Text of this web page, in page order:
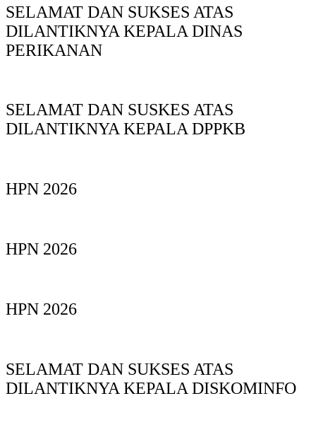
SELAMAT DAN SUKSES ATAS
DILANTIKNYA KEPALA DINAS
PERIKANAN
SELAMAT DAN SUSKES ATAS
DILANTIKNYA KEPALA DPPKB
HPN 2026
HPN 2026
HPN 2026
SELAMAT DAN SUKSES ATAS
DILANTIKNYA KEPALA DISKOMINFO